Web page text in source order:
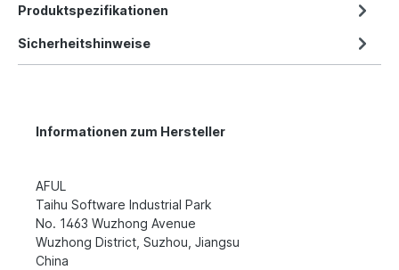
Produktspezifikationen
Sicherheitshinweise
Informationen zum Hersteller
AFUL
Taihu Software Industrial Park
No. 1463 Wuzhong Avenue
Wuzhong District, Suzhou, Jiangsu
China